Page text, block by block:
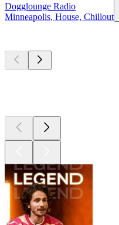
Dogglounge Radio
Minneapolis, House, Chillout